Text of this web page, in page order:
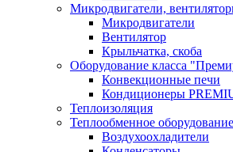
Микродвигатели,
Микродвигатели
Вентилятор
Крыльчатка, скоба
Оборудование класса
Конвекционные печи
Кондиционеры
Теплоизоляция
Теплообменное оборудование
Воздухоохладители